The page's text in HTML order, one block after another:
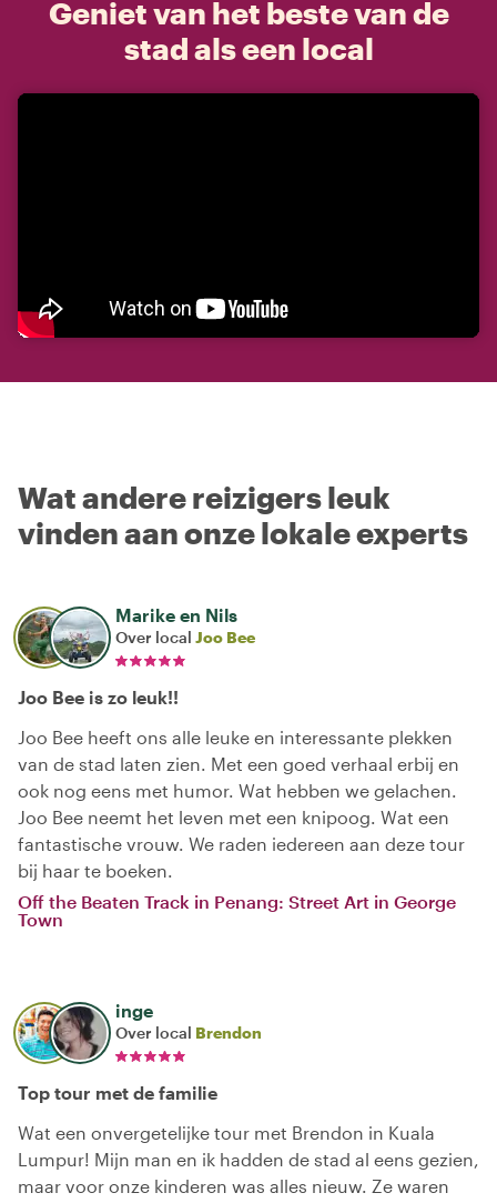
Geniet van het beste van de
stad als een local
Wat andere reizigers leuk
vinden aan onze lokale experts
Marike en Nils
Over local Joo Bee
Joo Bee is zo leuk!!
Joo Bee heeft ons alle leuke en interessante plekken
van de stad laten zien. Met een goed verhaal erbij en
ook nog eens met humor. Wat hebben we gelachen.
Joo Bee neemt het leven met een knipoog. Wat een
fantastische vrouw. We raden iedereen aan deze tour
bij haar te boeken.
Off the Beaten Track in Penang: Street Art in George
Town
inge
Over local Brendon
Top tour met de familie
Wat een onvergetelijke tour met Brendon in Kuala
Lumpur! Mijn man en ik hadden de stad al eens gezien,
maar voor onze kinderen was alles nieuw. Ze waren